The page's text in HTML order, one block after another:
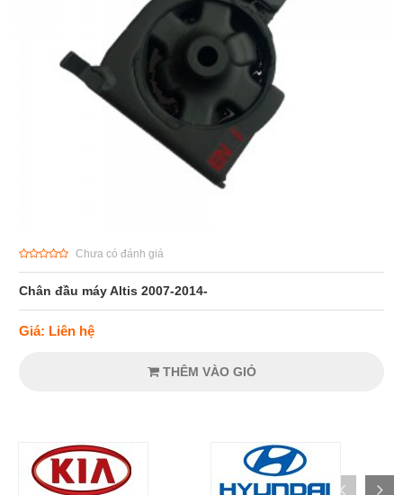
Chưa có đánh giá
Chân đầu máy Altis 2007-2014-
Giá: Liên hệ
THÊM VÀO GIỎ